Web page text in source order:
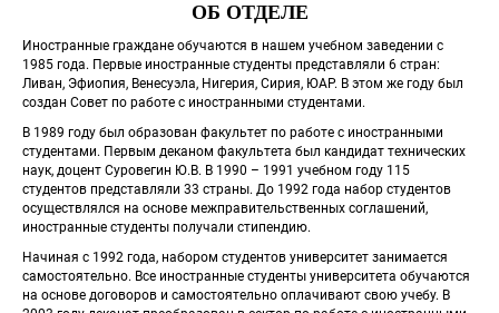
ОБ ОТДЕЛЕ
Иностранные граждане обучаются в нашем учебном заведении с
1985 года. Первые иностранные студенты представляли 6 стран:
Ливан, Эфиопия, Венесуэла, Нигерия, Сирия, ЮАР. В этом же году был
создан Совет по работе с иностранными студентами.
В 1989 году был образован факультет по работе с иностранными
студентами. Первым деканом факультета был кандидат технических
наук, доцент Суровегин Ю.В. В 1990 – 1991 учебном году 115
студентов представляли 33 страны. До 1992 года набор студентов
осуществлялся на основе межправительственных соглашений,
иностранные студенты получали стипендию.
Начиная с 1992 года, набором студентов университет занимается
самостоятельно. Все иностранные студенты университета обучаются
на основе договоров и самостоятельно оплачивают свою учебу. В